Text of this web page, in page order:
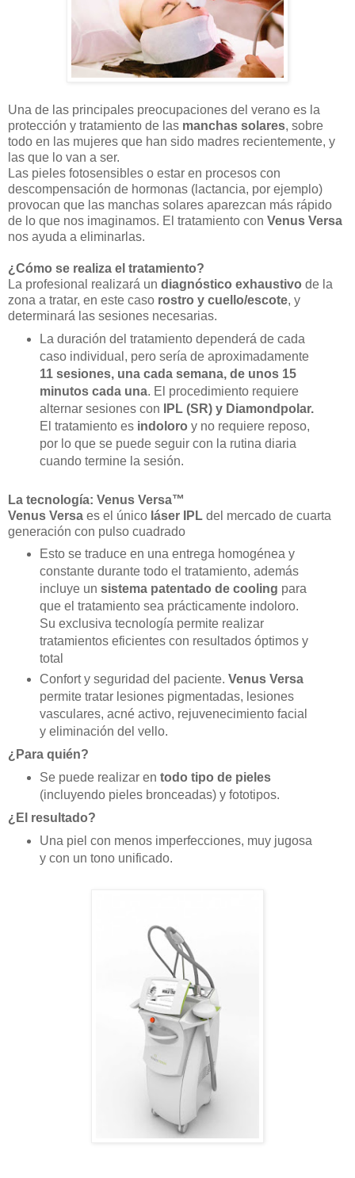
Una de las principales preocupaciones del verano es la
protección y tratamiento de las manchas solares, sobre
todo en las mujeres que han sido madres recientemente, y
las que lo van a ser.
Las pieles fotosensibles o estar en procesos con
descompensación de hormonas (lactancia, por ejemplo)
provocan que las manchas solares aparezcan más rápido
de lo que nos imaginamos. El tratamiento con Venus Versa
nos ayuda a eliminarlas.
¿Cómo se realiza el tratamiento?
La profesional realizará un diagnóstico exhaustivo de la
zona a tratar, en este caso rostro y cuello/escote, y
determinará las sesiones necesarias.
La duración del tratamiento dependerá de cada
caso individual, pero sería de aproximadamente
11 sesiones, una cada semana, de unos 15
minutos cada una. El procedimiento requiere
alternar sesiones con
IPL (SR) y Diamondpolar.
El tratamiento es indoloro y no requiere reposo,
por lo que se puede seguir con la rutina diaria
cuando termine la sesión.
La tecnología: Venus Versa™
Venus Versa es el único láser IPL del mercado de cuarta
generación con pulso cuadrado
Esto se traduce en una entrega homogénea y
constante durante todo el tratamiento, además
incluye un sistema patentado de cooling para
que el tratamiento sea prácticamente indoloro.
Su exclusiva tecnología permite realizar
tratamientos eficientes con resultados óptimos y
total
Confort y seguridad del paciente. Venus Versa
permite tratar lesiones pigmentadas, lesiones
vasculares, acné activo, rejuvenecimiento facial
y eliminación del vello.
¿Para quién?
Se puede realizar en todo tipo de pieles
(incluyendo pieles bronceadas) y fototipos.
¿El resultado?
Una piel con menos imperfecciones, muy jugosa
y con un tono unificado.